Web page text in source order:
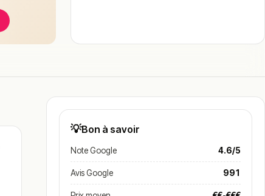
💡Bon à savoir
Note Google 4.6/5
Avis Google 991